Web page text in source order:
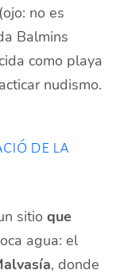
no es
Balmins
como playa
nudismo.
de la
sitioque
agua: el
, donde